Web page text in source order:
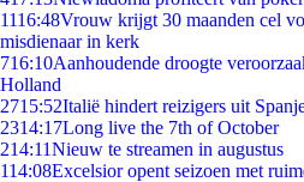
1116:48Vrouw krijgt 30 maanden cel
misdienaar in kerk
716:10Aanhoudende droogte
Holland
2715:52Italië hindert reizigers uit
2314:17Long live the 7th of October
214:11Nieuw te streamen in augustus
114:08Excelsior opent seizoen met